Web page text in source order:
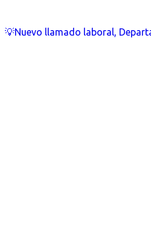
💡Nuevo llamado laboral,